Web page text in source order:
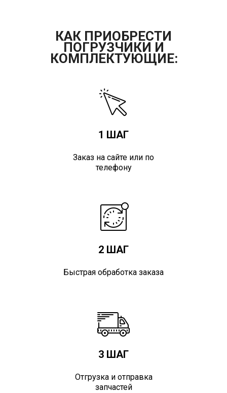
КАК ПРИОБРЕСТИ
ПОГРУЗЧИКИ И
КОМПЛЕКТУЮЩИЕ:
1 ШАГ
Заказ на сайте или по
телефону
2 ШАГ
Быстрая обработка заказа
3 ШАГ
Отгрузка и отправка
запчастей